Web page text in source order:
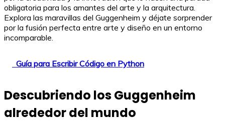
obligatoria para los amantes del arte y la arquitectura.
Explora las maravillas del Guggenheim y déjate sorprender
por la fusión perfecta entre arte y diseño en un entorno
incomparable.
Guía para Escribir Código en Python
Descubriendo los Guggenheim
alrededor del mundo